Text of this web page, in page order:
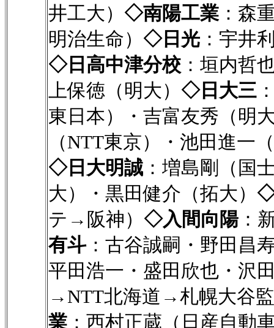
井工大） ◇南陽工業 ：森
明治生命） ◇日光 ：宇井
◇日高中津分校 ：垣内哲
上保徳（明大） ◇日大三
東日本）・吉富友秀（明
（NTT東京）・池田進一
◇日大明誠 ：増島剛（国
大）・黒田健介（拓大） ◇
テ→阪神） ◇入間向陽 ：
有斗：古谷誠嗣・野田昌
平田浩一・盛田欣也・沢
→NTT北海道→札幌大谷
業 ：西村正蔵（日産自動